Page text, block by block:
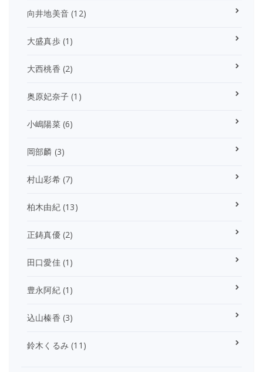
向井地美音 (12)
大盛真歩(1)
大西桃香 (2)
奥原妃奈子 (1)
小嶋陽菜(6)
岡部麟 (3)
村山彩希(7)
柏木由紀(13)
正鋳真優(2)
田口愛佳(1)
豊永阿紀(1)
込山榛香 (3)
鈴木くるみ (11)